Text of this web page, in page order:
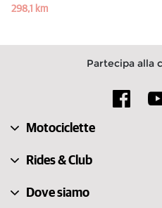
298,1 km
Partecipa alla
Motociclette
Rides & Club
Dove siamo